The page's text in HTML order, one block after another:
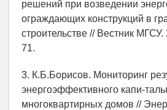
решений при возведении
ограждающих конструкций в
строительстве // Вестник
71.
3. К.Б.Борисов. Мониторинг
энергоэффективного капи-
многоквартирных домов //